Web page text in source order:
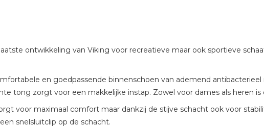
ontwikkeling van Viking voor recreatieve maar ook sportieve
en goedpassende binnenschoen van ademend
tong zorgt voor een makkelijke instap. Zowel voor dames als heren is
voor maximaal comfort maar dankzij de stijve schacht ook voor
snelsluitclip op de schacht.